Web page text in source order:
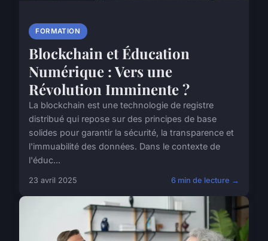
FORMATION
Blockchain et Éducation
Numérique : Vers une
Révolution Imminente ?
La blockchain est une technologie de registre
distribué qui repose sur des principes de base
solides pour garantir la sécurité, la transparence et
l'immuabilité des données. Dans le contexte de
l'éduc...
23 avril 2025 6 min de lecture →